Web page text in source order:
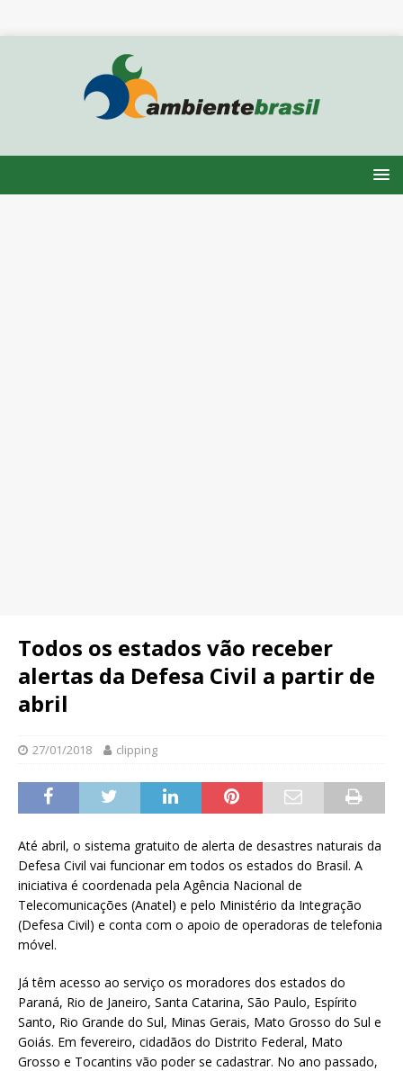
Todos os estados vão receber
alertas da Defesa Civil a partir de
abril
27/01/2018 clipping
Até abril, o sistema gratuito de alerta de desastres naturais da
Defesa Civil vai funcionar em todos os estados do Brasil. A
iniciativa é coordenada pela Agência Nacional de
Telecomunicações (Anatel) e pelo Ministério da Integração
(Defesa Civil) e conta com o apoio de operadoras de telefonia
móvel.
Já têm acesso ao serviço os moradores dos estados do
Paraná, Rio de Janeiro, Santa Catarina, São Paulo, Espírito
Santo, Rio Grande do Sul, Minas Gerais, Mato Grosso do Sul e
Goiás. Em fevereiro, cidadãos do Distrito Federal, Mato
Grosso e Tocantins vão poder se cadastrar. No ano passado,